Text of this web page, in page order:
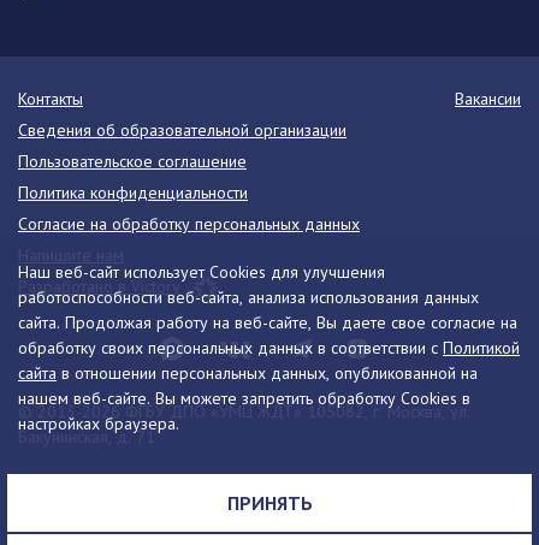
Наш веб-сайт использует Cookies для улучшения
работоспособности веб-сайта, анализа использования данных
сайта. Продолжая работу на веб-сайте, Вы даете свое согласие на
обработку своих персональных данных в соответствии с Политикой
сайта в отношении персональных данных, опубликованной на
нашем веб-сайте. Вы можете запретить обработку Cookies в
настройках браузера.
ПРИНЯТЬ
© 2013-2026 ФГБУ ДПО «УМЦ ЖДТ» 105082, г. Москва, ул.
Бакунинская, д. 71
Телефон:8 (495) 739-00-30 info@umczdt.ru
схема проезда
Контакты
Вакансии
Сведения об образовательной организации
Пользовательское соглашение
Политика конфиденциальности
Согласие на обработку персональных данных
Разработано в Victory